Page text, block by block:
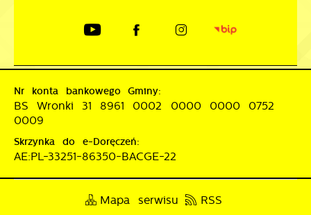
Nr konta bankowego Gminy:
BS Wronki 31 8961 0002 0000 0000 0752
0009
Skrzynka do e-Doręczeń:
AE:PL-33251-86350-BACGE-22
Mapa serwisu
RSS